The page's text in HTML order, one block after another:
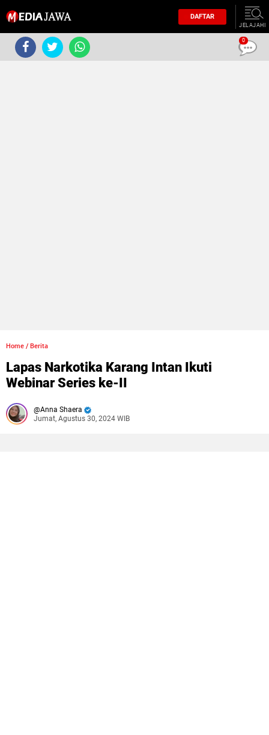
DAFTAR
JELAJAHI
Home / Berita
Lapas Narkotika Karang Intan Ikuti
Webinar Series ke-II
Anna Shaera
Jumat, Agustus 30, 2024 WIB
0